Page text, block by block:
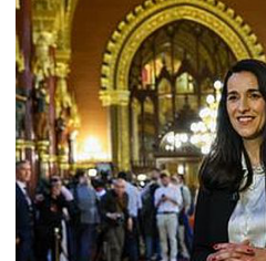
z
é
s
n
a
v
i
g
á